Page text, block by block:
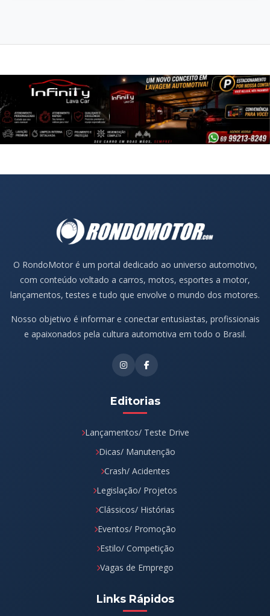
O RondoMotor é um portal dedicado ao universo automotivo,
com conteúdo voltado a carros, motos, esportes a motor,
lançamentos, testes e tudo que envolve o mundo dos motores.
Nosso objetivo é informar e conectar entusiastas, profissionais
e apaixonados pela cultura automotiva em todo o Brasil.
Editorias
Lançamentos/ Teste Drive
Dicas/ Manutenção
Crash/ Acidentes
Legislação/ Projetos
Clássicos/ Histórias
Eventos/ Promoção
Estilo/ Competição
Vagas de Emprego
Links Rápidos